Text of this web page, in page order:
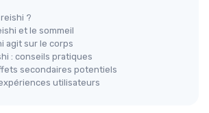
?
et le sommeil
agit sur le corps
: conseils pratiques
secondaires potentiels
utilisateurs